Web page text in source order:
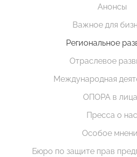
Анонсы
Важное для
Региональное
Отраслевое
Международная
ОПОРА в
Пресса о нас
Особое
Бюро по защите прав